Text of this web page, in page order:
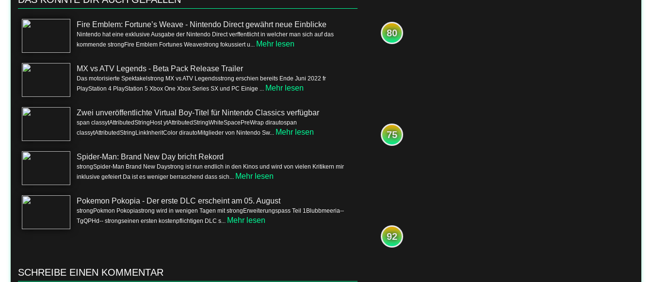
Fire Emblem: Fortune’s Weave - Nintendo Direct gewährt neue Einblicke
Nintendo hat eine exklusive Ausgabe der Nintendo Direct verffentlicht in welcher man sich auf das
kommende strongFire Emblem Fortunes Weavestrong fokussiert u... Mehr lesen
MX vs ATV Legends - Beta Pack Release Trailer
Das motorisierte Spektakelstrong MX vs ATV Legendsstrong erschien bereits Ende Juni 2022 fr
PlayStation 4 PlayStation 5 Xbox One Xbox Series SX und PC Einige ... Mehr lesen
Zwei unveröffentlichte Virtual Boy-Titel für Nintendo Classics verfügbar
span classytAttributedStringHost ytAttributedStringWhiteSpacePreWrap dirautospan
classytAttributedStringLinkInheritColor dirautoMitglieder von Nintendo Sw... Mehr lesen
Spider-Man: Brand New Day bricht Rekord
strongSpider-Man Brand New Daystrong ist nun endlich in den Kinos und wird von vielen Kritikern mir
inklusive gefeiert Da ist es weniger berraschend dass sich... Mehr lesen
Pokemon Pokopia - Der erste DLC erscheint am 05. August
strongPokmon Pokopiastrong wird in wenigen Tagen mit strongErweiterungspass Teil 1Blubbmeeria--
TgQPHd-- strongseinen ersten kostenpflichtigen DLC s... Mehr lesen
SCHREIBE EINEN KOMMENTAR
80
75
92